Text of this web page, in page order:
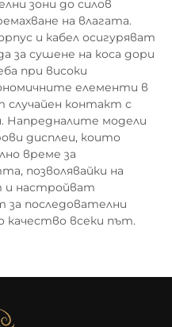
зони до силов
на влагата.
и кабел осигуряват
за сушене на коса дори
при високи
елементи в
случайен контакт с
Напредналите модели
дисплеи, които
време за
позволявайки на
и настройват
последователни
качество всеки път.